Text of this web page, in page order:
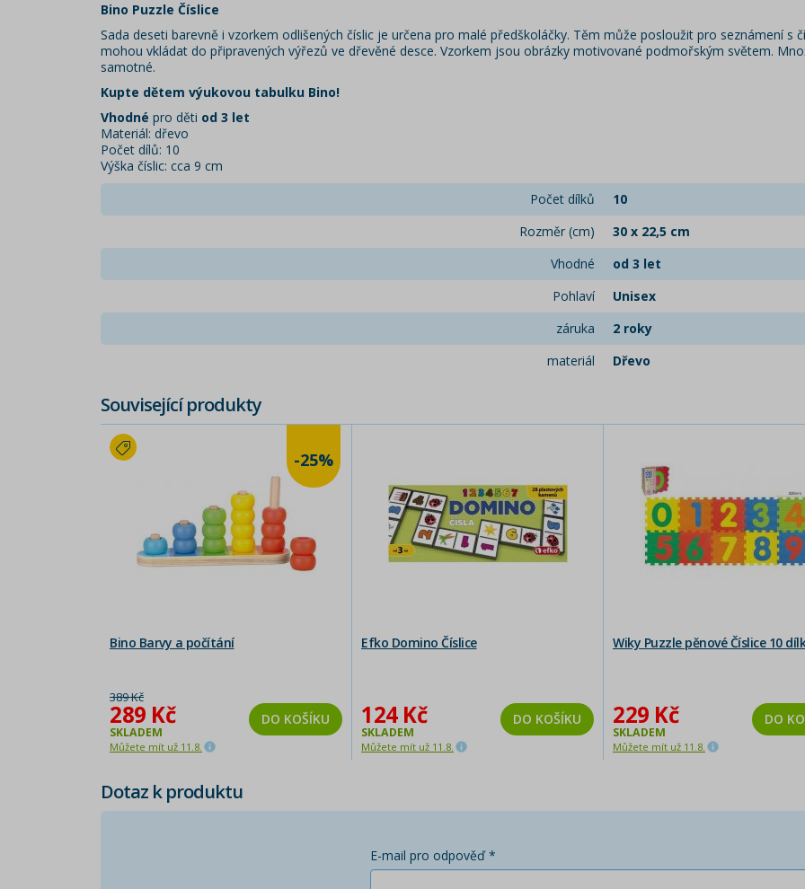
Bino Puzzle Číslice
Sada deseti barevně i vzorkem odlišených číslic je určena pro malé předškoláčky. Těm může posloužit pro seznámení s
mohou vkládat do připravených výřezů ve dřevěné desce. Vzorkem jsou obrázky motivované podmořským světem.
samotné.
Kupte dětem výukovou tabulku Bino!
Vhodné pro děti od 3 let
Materiál: dřevo
Počet dílů: 10
Výška číslic: cca 9 cm
Počet dílků
10
Rozměr (cm)
30 x 22,5 cm
Vhodné
od 3 let
Pohlaví
Unisex
záruka
2 roky
materiál
Dřevo
Související produkty
Bino Barvy a počítání
389 Kč
289 Kč
SKLADEM
Můžete mít už 11.8.
DO KOŠÍKU
-25%
Efko Domino Číslice
124 Kč
SKLADEM
Můžete mít už 11.8.
DO KOŠÍKU
Wiky Puzzle pěnové Číslice 10
229 Kč
SKLADEM
Můžete mít už 11.8.
DO
Dotaz k produktu
E-mail pro odpověď *